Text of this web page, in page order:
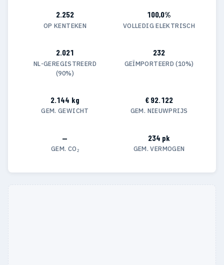
2.252
OP KENTEKEN
100,0%
VOLLEDIG ELEKTRISCH
2.021
NL-GEREGISTREERD
(90%)
232
GEÏMPORTEERD (10%)
2.144 kg
GEM. GEWICHT
€ 92.122
GEM. NIEUWPRIJS
—
GEM. CO₂
234 pk
GEM. VERMOGEN